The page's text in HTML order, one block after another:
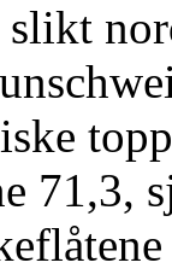
71,3,